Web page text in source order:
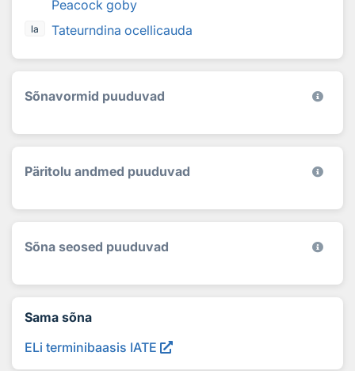
Peacock goby
la Tateurndina ocellicauda
Sõnavormid puuduvad
Päritolu andmed puuduvad
Sõna seosed puuduvad
Sama sõna
ELi terminibaasis IATE